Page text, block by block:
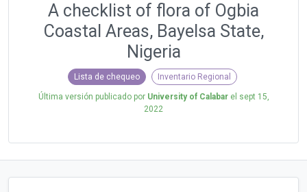
A checklist of flora of Ogbia
Coastal Areas, Bayelsa State,
Nigeria
Lista de chequeo Inventario Regional
Última versión publicado por University of Calabarel sept 15,
2022